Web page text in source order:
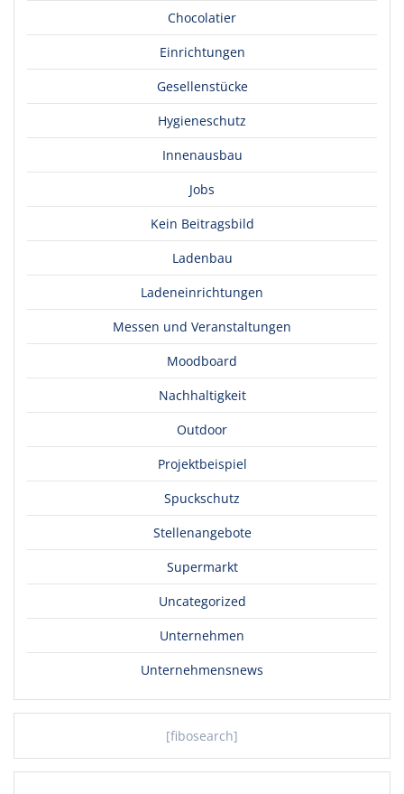
Chocolatier
Einrichtungen
Gesellenstücke
Hygieneschutz
Innenausbau
Jobs
Kein Beitragsbild
Ladenbau
Ladeneinrichtungen
Messen und Veranstaltungen
Moodboard
Nachhaltigkeit
Outdoor
Projektbeispiel
Spuckschutz
Stellenangebote
Supermarkt
Uncategorized
Unternehmen
Unternehmensnews
[fibosearch]